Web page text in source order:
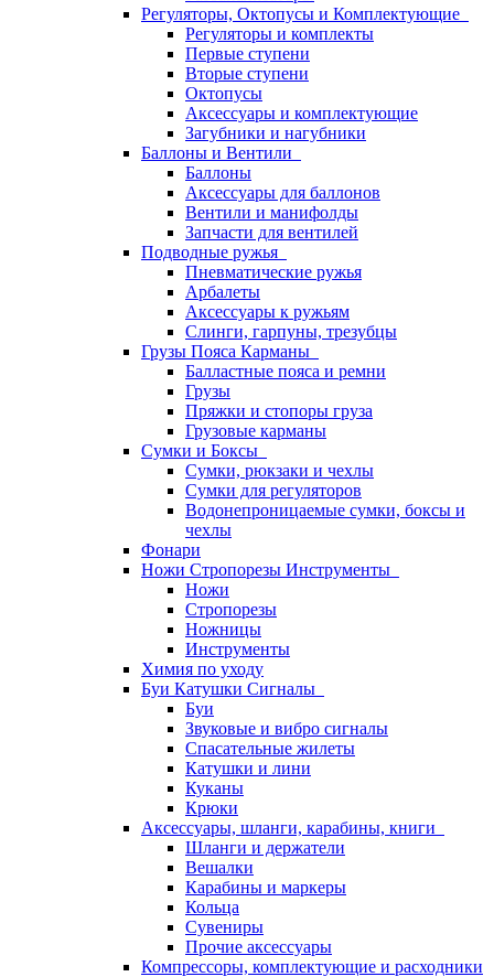
Регуляторы, Октопусы и Комплектующие
Регуляторы и комплекты
Первые ступени
Вторые ступени
Октопусы
Аксессуары и комплектующие
Загубники и нагубники
Баллоны и Вентили
Баллоны
Аксессуары для баллонов
Вентили и манифолды
Запчасти для вентилей
Подводные ружья
Пневматические ружья
Арбалеты
Аксессуары к ружьям
Слинги, гарпуны, трезубцы
Грузы Пояса Карманы
Балластные пояса и ремни
Грузы
Пряжки и стопоры груза
Грузовые карманы
Сумки и Боксы
Сумки, рюкзаки и чехлы
Сумки для регуляторов
Водонепроницаемые сумки, боксы и
чехлы
Фонари
Ножи Стропорезы Инструменты
Ножи
Стропорезы
Ножницы
Инструменты
Химия по уходу
Буи Катушки Сигналы
Буи
Звуковые и вибро сигналы
Спасательные жилеты
Катушки и лини
Куканы
Крюки
Аксессуары, шланги, карабины, книги
Шланги и держатели
Вешалки
Карабины и маркеры
Кольца
Сувениры
Прочие аксессуары
Компрессоры, комплектующие и расходники